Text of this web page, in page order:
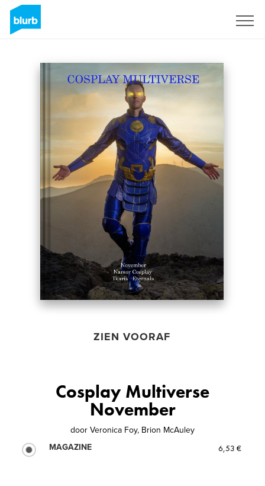
ZIEN VOORAF
Cosplay Multiverse
November
door Veronica Foy, Brion McAuley
MAGAZINE
6,53 €